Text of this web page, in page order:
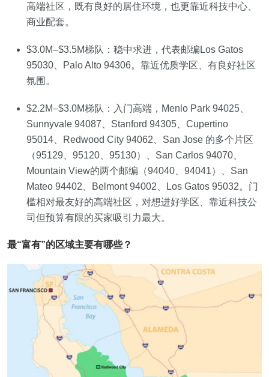
高端社区，既有良好的居住环境，也更靠近科技中心、
商业配套。
$3.0M–$3.5M梯队：稳中求进，代表邮编Los Gatos
95030、Palo Alto 94306。靠近优质学区、有良好社区
氛围。
$2.2M–$3.0M梯队：入门高端，Menlo Park 94025、
Sunnyvale 94087、Stanford 94305、Cupertino
95014、Redwood City 94062、San Jose 的多个片区
（95129、95120、95130）、San Carlos 94070、
Mountain View的两个邮编（94040、94041）、San
Mateo 94402、Belmont 94002、Los Gatos 95032。门
槛相对最友好的高端社区，对想进好学区、靠近科技公
司但预算有限的买家吸引力最大。
最“富有”的区域主要有哪些？